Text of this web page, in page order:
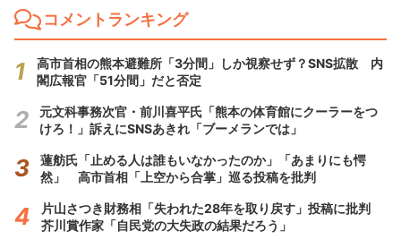
コメントランキング
高市首相の熊本避難所「3分間」しか視察せず？SNS拡散 内
閣広報官「51分間」だと否定
元文科事務次官・前川喜平氏「熊本の体育館にクーラーをつ
けろ！」訴えにSNSあきれ「ブーメランでは」
蓮舫氏「止める人は誰もいなかったのか」「あまりにも愕
然」 高市首相「上空から合掌」巡る投稿を批判
片山さつき財務相「失われた28年を取り戻す」投稿に批判
芥川賞作家「自民党の大失政の結果だろう」